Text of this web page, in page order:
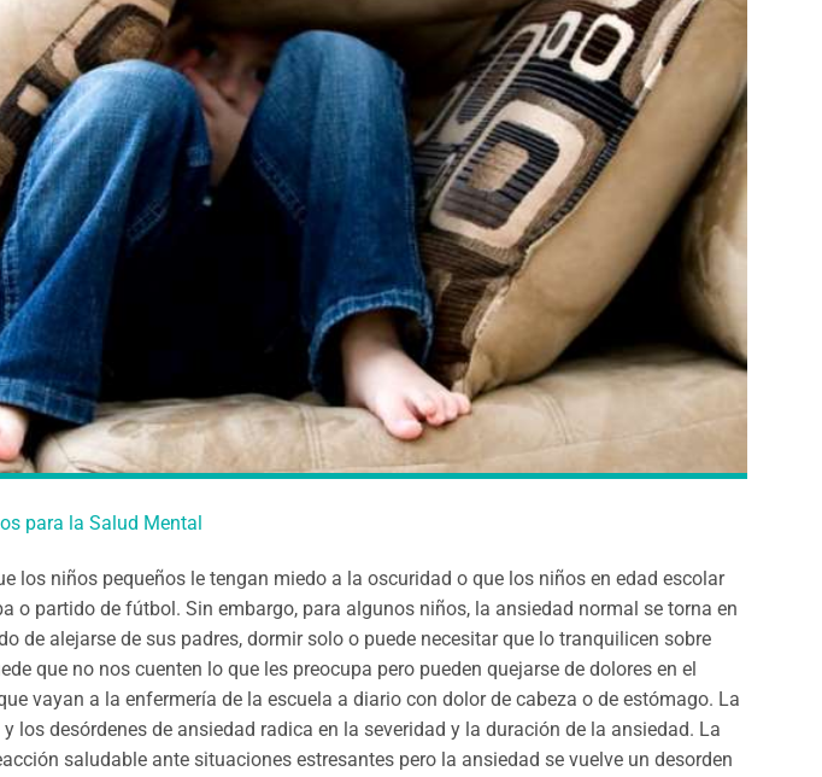
para la Salud Mental
los niños pequeños le tengan miedo a la oscuridad o que los niños en edad escolar
o partido de fútbol. Sin embargo, para algunos niños, la ansiedad normal se torna en
de alejarse de sus padres, dormir solo o puede necesitar que lo tranquilicen sobre
que no nos cuenten lo que les preocupa pero pueden quejarse de dolores en el
vayan a la enfermería de la escuela a diario con dolor de cabeza o de estómago. La
los desórdenes de ansiedad radica en la severidad y la duración de la ansiedad. La
saludable ante situaciones estresantes pero la ansiedad se vuelve un desorden